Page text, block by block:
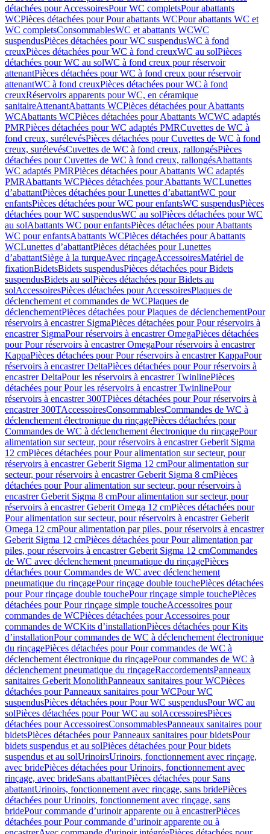
détachées pour AccessoiresPour WC completsPour abattants
WCPièces détachées pour Pour abattants WCPour abattants WC et
WC completsConsommablesWC et abattants WCWC
suspendusPièces détachées pour WC suspendusWC à fond
creuxPièces détachées pour WC à fond creuxWC au solPièces
détachées pour WC au solWC à fond creux pour réservoir
attenantPièces détachées pour WC à fond creux pour réservoir
attenantWC à fond creuxPièces détachées pour WC à fond
creuxRéservoirs apparents pour WC, en céramique
sanitaireAttenantAbattants WCPièces détachées pour Abattants
WCAbattants WCPièces détachées pour Abattants WCWC adaptés
PMRPièces détachées pour WC adaptés PMRCuvettes de WC à
fond creux, surélevésPièces détachées pour Cuvettes de WC à fond
creux, surélevésCuvettes de WC à fond creux, rallongésPièces
détachées pour Cuvettes de WC à fond creux, rallongésAbattants
WC adaptés PMRPièces détachées pour Abattants WC adaptés
PMRAbattants WCPièces détachées pour Abattants WCLunettes
d’abattantPièces détachées pour Lunettes d’abattantWC pour
enfantsPièces détachées pour WC pour enfantsWC suspendusPièces
détachées pour WC suspendusWC au solPièces détachées pour WC
au solAbattants WC pour enfantsPièces détachées pour Abattants
WC pour enfantsAbattants WCPièces détachées pour Abattants
WCLunettes d’abattantPièces détachées pour Lunettes
d’abattantSiège à la turqueAvec rinçageAccessoiresMatériel de
fixationBidetsBidets suspendusPièces détachées pour Bidets
suspendusBidets au solPièces détachées pour Bidets au
solAccessoiresPièces détachées pour AccessoiresPlaques de
déclenchement et commandes de WCPlaques de
déclenchementPièces détachées pour Plaques de déclenchementPour
réservoirs à encastrer SigmaPièces détachées pour Pour réservoirs à
encastrer SigmaPour réservoirs à encastrer OmegaPièces détachées
pour Pour réservoirs à encastrer OmegaPour réservoirs à encastrer
KappaPièces détachées pour Pour réservoirs à encastrer KappaPour
réservoirs à encastrer DeltaPièces détachées pour Pour réservoirs à
encastrer DeltaPour les réservoirs à encastrer TwinlinePièces
détachées pour Pour les réservoirs à encastrer TwinlinePour
réservoirs à encastrer 300TPièces détachées pour Pour réservoirs à
encastrer 300TAccessoiresConsommablesCommandes de WC à
déclenchement électronique du rinçagePièces détachées pour
Commandes de WC à déclenchement électronique du rinçagePour
alimentation sur secteur, pour réservoirs à encastrer Geberit Sigma
12 cmPièces détachées pour Pour alimentation sur secteur, pour
réservoirs à encastrer Geberit Sigma 12 cmPour alimentation sur
secteur, pour réservoirs à encastrer Geberit Sigma 8 cmPièces
détachées pour Pour alimentation sur secteur, pour réservoirs à
encastrer Geberit Sigma 8 cmPour alimentation sur secteur, pour
réservoirs à encastrer Geberit Omega 12 cmPièces détachées pour
Pour alimentation sur secteur, pour réservoirs à encastrer Geberit
Omega 12 cmPour alimentation par piles, pour réservoirs à encastrer
Geberit Sigma 12 cmPièces détachées pour Pour alimentation par
piles, pour réservoirs à encastrer Geberit Sigma 12 cmCommandes
de WC avec déclenchement pneumatique du rinçagePièces
détachées pour Commandes de WC avec déclenchement
pneumatique du rinçagePour rinçage double touchePièces détachées
pour Pour rinçage double touchePour rinçage simple touchePièces
détachées pour Pour rinçage simple toucheAccessoires pour
commandes de WCPièces détachées pour Accessoires pour
commandes de WCKits d’installationPièces détachées pour Kits
d’installationPour commandes de WC à déclenchement électronique
du rinçagePièces détachées pour Pour commandes de WC à
déclenchement électronique du rinçagePour commandes de WC à
déclenchement pneumatique du rinçageRaccordementsPanneaux
sanitaires Geberit MonolithPanneaux sanitaires pour WCPièces
détachées pour Panneaux sanitaires pour WCPour WC
suspendusPièces détachées pour Pour WC suspendusPour WC au
solPièces détachées pour Pour WC au solAccessoiresPièces
détachées pour AccessoiresConsommablesPanneaux sanitaires pour
bidetsPièces détachées pour Panneaux sanitaires pour bidetsPour
bidets suspendus et au solPièces détachées pour Pour bidets
suspendus et au solUrinoirsUrinoirs, fonctionnement avec rinçage,
avec bridePièces détachées pour Urinoirs, fonctionnement avec
rinçage, avec brideSans abattantPièces détachées pour Sans
abattantUrinoirs, fonctionnement avec rinçage, sans bridePièces
détachées pour Urinoirs, fonctionnement avec rinçage, sans
bridePour commande d’urinoir apparente ou à encastrerPièces
détachées pour Pour commande d’urinoir apparente ou à